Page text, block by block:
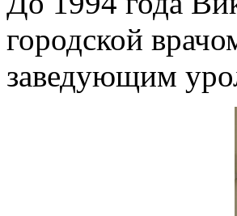
городской
заведующим